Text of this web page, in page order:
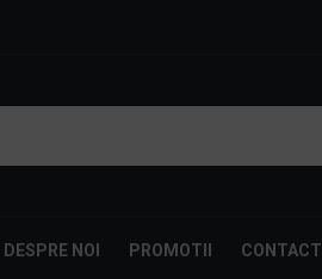
DESPRE NOI PROMOTII CONTACT